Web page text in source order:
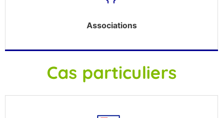
Associations
Cas particuliers